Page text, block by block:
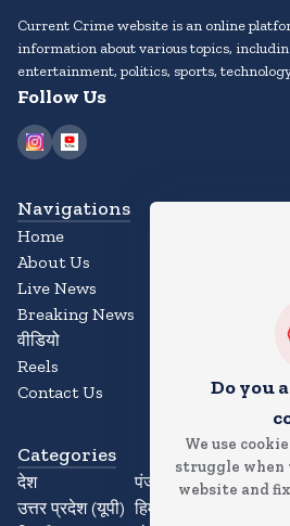
Do you
We use
struggle when
website and
Current Crime website is an online
information about various topics,
entertainment, politics, sports,
Follow Us
Navigations
Home
About Us
Live News
Breaking News
वीडियो
Reels
Contact Us
Categories
देश
उत्तर प्रदेश (यूपी)
पंजाब
हिमाचल प्रदेश